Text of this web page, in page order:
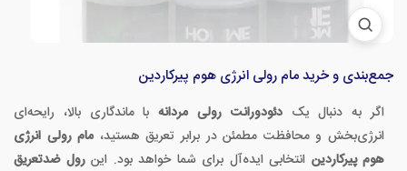
جمع‌بندی و خرید مام رولی انرژی هوم پیرکاردین
اگر به دنبال یکدئودورانت رولی مردانهبا ماندگاری بالا، رایحه‌ای
انرژی‌بخش و محافظت مطمئن در برابر تعریق هستید، مام رولی انرژی
هوم پیرکاردین انتخابی ایده‌آل برای شما خواهد بود. اینرول ضدتعریق